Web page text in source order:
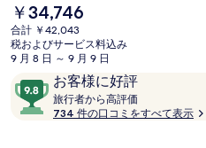
ャ
ラ
リ
高く評価しています。
現
在
の
料
は
￥34,746
￥34,746
合計 ￥42,043
税およびサービス料込み
9 月 8 日 ～ 9 月 9 日
口
コ
ミ
お客様に好評
10
段
階
旅行者から高評価
行
734 件の口コミをすべて表示